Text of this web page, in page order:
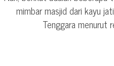
mimbar masjid dari kayu
Tenggara menurut